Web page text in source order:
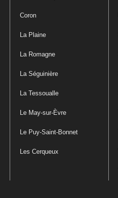
Coron
La Plaine
La Romagne
La Séguinière
La Tessoualle
Le May-sur-Èvre
Le Puy-Saint-Bonnet
Les Cerqueux